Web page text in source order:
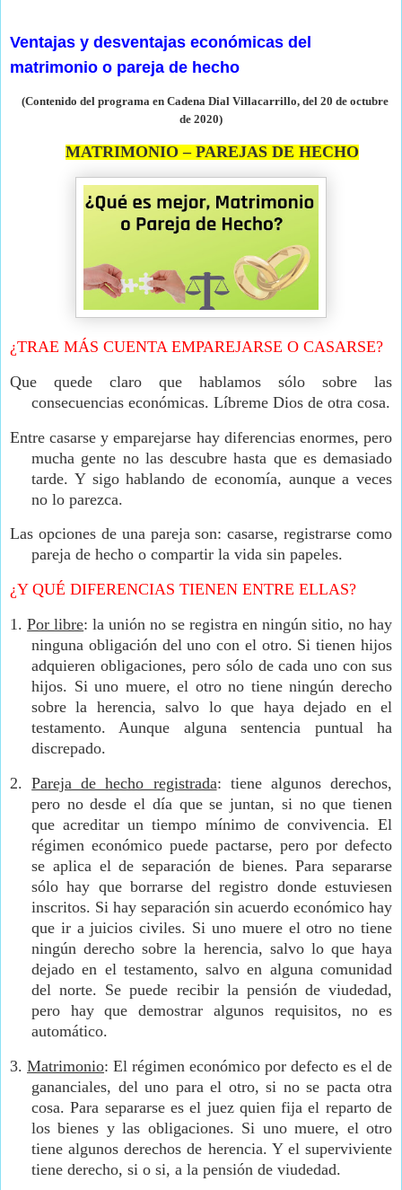
Ventajas y desventajas económicas del
matrimonio o pareja de hecho
(Contenido del programa en Cadena Dial Villacarrillo, del 20 de octubre
de 2020)
MATRIMONIO – PAREJAS DE HECHO
¿TRAE MÁS CUENTA EMPAREJARSE O CASARSE?
Que quede claro que hablamos sólo sobre las
consecuencias económicas. Líbreme Dios de otra cosa.
Entre casarse y emparejarse hay diferencias enormes, pero
mucha gente no las descubre hasta que es demasiado
tarde. Y sigo hablando de economía, aunque a veces
no lo parezca.
Las opciones de una pareja son: casarse, registrarse como
pareja de hecho o compartir la vida sin papeles.
¿Y QUÉ DIFERENCIAS TIENEN ENTRE ELLAS?
1. Por libre: la unión no se registra en ningún sitio, no hay
ninguna obligación del uno con el otro. Si tienen hijos
adquieren obligaciones, pero sólo de cada uno con sus
hijos. Si uno muere, el otro no tiene ningún derecho
sobre la herencia, salvo lo que haya dejado en el
testamento. Aunque alguna sentencia puntual ha
discrepado.
2. Pareja de hecho registrada: tiene algunos derechos,
pero no desde el día que se juntan, si no que tienen
que acreditar un tiempo mínimo de convivencia. El
régimen económico puede pactarse, pero por defecto
se aplica el de separación de bienes. Para separarse
sólo hay que borrarse del registro donde estuviesen
inscritos. Si hay separación sin acuerdo económico hay
que ir a juicios civiles. Si uno muere el otro no tiene
ningún derecho sobre la herencia, salvo lo que haya
dejado en el testamento, salvo en alguna comunidad
del norte. Se puede recibir la pensión de viudedad,
pero hay que demostrar algunos requisitos, no es
automático.
3. Matrimonio: El régimen económico por defecto es el de
gananciales, del uno para el otro, si no se pacta otra
cosa. Para separarse es el juez quien fija el reparto de
los bienes y las obligaciones. Si uno muere, el otro
tiene algunos derechos de herencia. Y el superviviente
tiene derecho, si o si, a la pensión de viudedad.